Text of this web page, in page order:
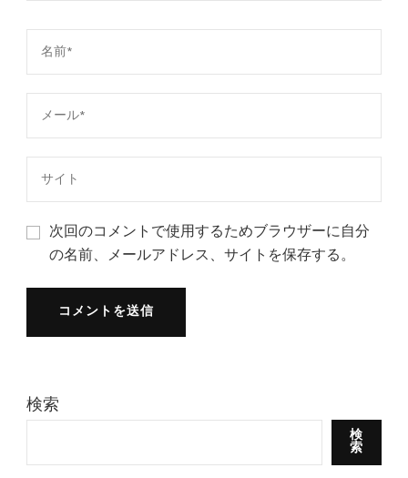
次回のコメントで使用するためブラウザーに自分
の名前、メールアドレス、サイトを保存する。
検索
検
索